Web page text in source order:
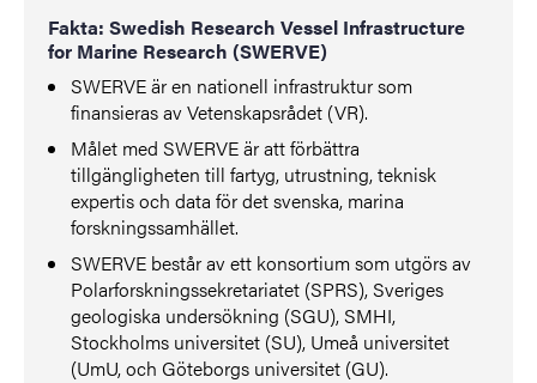
Fakta: Swedish Research Vessel Infrastructure
for Marine Research (SWERVE)
SWERVE är en nationell infrastruktur som
finansieras av Vetenskapsrådet (VR).
Målet med SWERVE är att förbättra
tillgängligheten till fartyg, utrustning, teknisk
expertis och data för det svenska, marina
forskningssamhället.
SWERVE består av ett konsortium som utgörs av
Polarforskningssekretariatet (SPRS), Sveriges
geologiska undersökning (SGU), SMHI,
Stockholms universitet (SU), Umeå universitet
(UmU, och Göteborgs universitet (GU).